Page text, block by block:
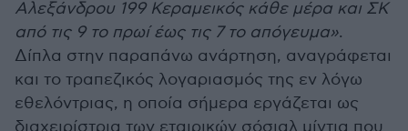
Αλεξάνδρου 199 Κεραμεικός κάθε μέρα και ΣΚ
από τις 9 το πρωί έως τις 7 το απόγευμα».
Δίπλα στην παραπάνω ανάρτηση, αναγράφεται
και το τραπεζικός λογαριασμός της εν λόγω
εθελόντριας, η οποία σήμερα εργάζεται ως
διαχειρίστρια των εταιρικών σόσιαλ μίντια που